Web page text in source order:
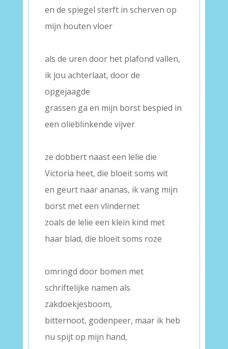
en de spiegel sterft in scherven op
mijn houten vloer
als de uren door het plafond vallen,
ik jou achterlaat, door de
opgejaagde
grassen ga en mijn borst bespied in
een olieblinkende vijver
ze dobbert naast een lelie die
Victoria heet, die bloeit soms wit
en geurt naar ananas, ik vang mijn
borst met een vlindernet
zoals de lelie een klein kind met
haar blad, die bloeit soms roze
omringd door bomen met
schriftelijke namen als
zakdoekjesboom,
bitternoot, godenpeer, maar ik heb
nu spijt op mijn hand,